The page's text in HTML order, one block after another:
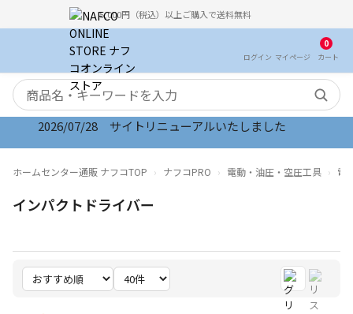
5,000円（税込）以上ご購入で送料無料
ログイン マイ ページ
0
カート
検索キーワード
2026/08/06 オンラインストア お盆期間のご注文・配送
ホームセンター通販 ナフコTOP ナフコPRO 電動・油圧・空圧工具 電
インパクトドライバー